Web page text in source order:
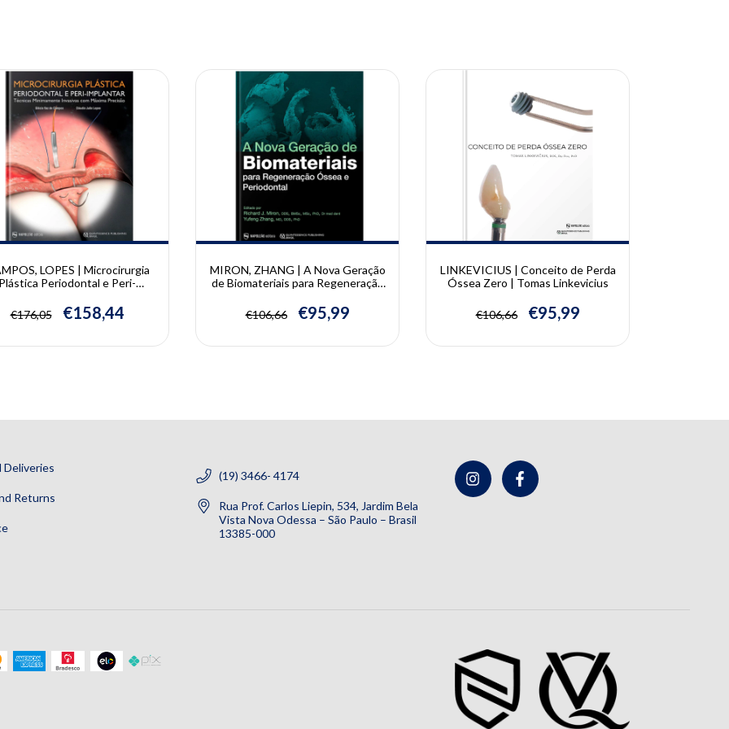
LOPES | Microcirurgia
Plástica Periodontal e Peri-
Glécio Vaz de Campos
€176,05 €158,44
MIRON, ZHANG | A Nova Geração
de Biomateriais para Regeneração
Miron e Yufeng Zhang
€106,66 €95,99
LINKEVICIUS | Conceito de Perda
Óssea Zero | Tomas Linkevicius
€106,66 €95,99
Deliveries
Returns
(19) 3466- 4174
Rua Prof. Carlos Liepin, 534, Jardim Bela
Vista Nova Odessa – São Paulo – Brasil
13385-000